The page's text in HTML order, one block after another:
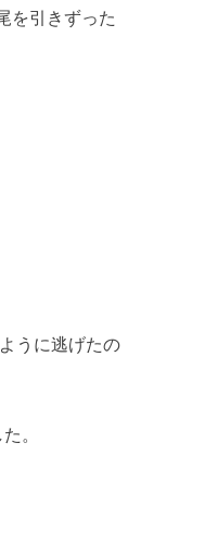
を引きずった
うに逃げたの
。